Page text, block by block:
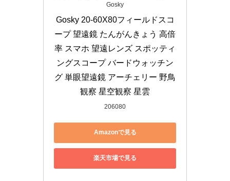
Gosky
Gosky 20-60X80フィールドスコ
ープ 望遠鏡 たんがんきょう 高倍
率 スマホ 望遠レンズ スポッティ
ングスコープ バードウォッチン
グ 単眼望遠鏡 アーチェリー 野鳥
観察 星空観察 星雲
206080
Amazonで見る
楽天市場で見る